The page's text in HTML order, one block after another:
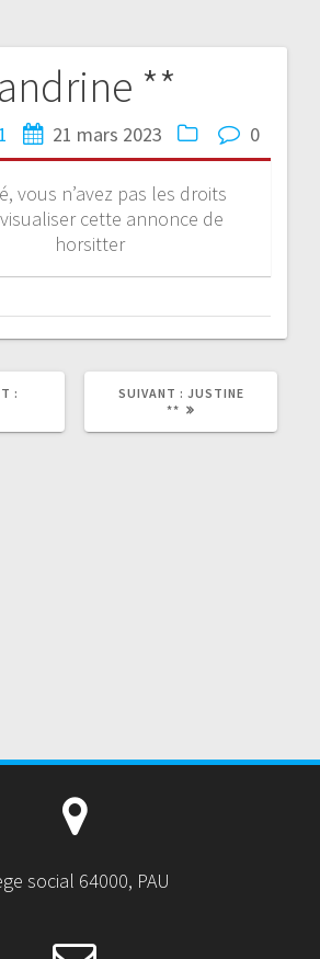
**
21 mars 2023 0
vous n’avez pas les droits
cette annonce de
horsitter
:
SUIVANT : JUSTINE
**
social 64000, PAU